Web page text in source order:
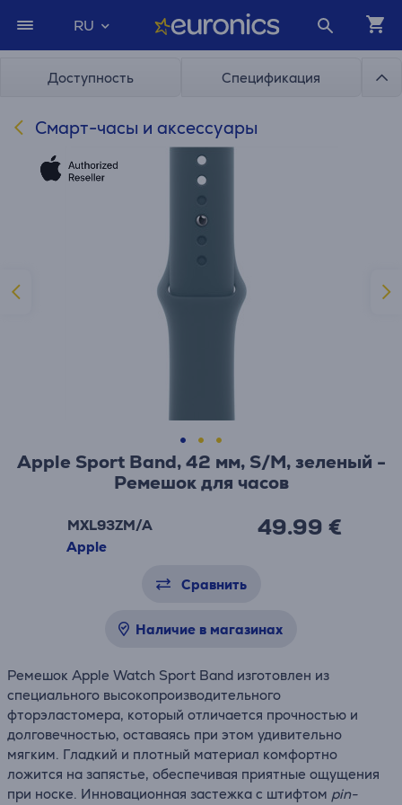
RU
Доступность Спецификация
Cмарт-часы и аксессуары
Apple Sport Band, 42 мм, S/M, зеленый -
Ремешок для часов
MXL93ZM/A
Apple
49.99 €
Сравнить
Наличие в магазинах
Ремешок Apple Watch Sport Band изготовлен из
специального высокопроизводительного
фторэластомера, который отличается прочностью и
долговечностью, оставаясь при этом удивительно
мягким. Гладкий и плотный материал комфортно
ложится на запястье, обеспечивая приятные ощущения
при носке. Инновационная застежка с штифтом pin-